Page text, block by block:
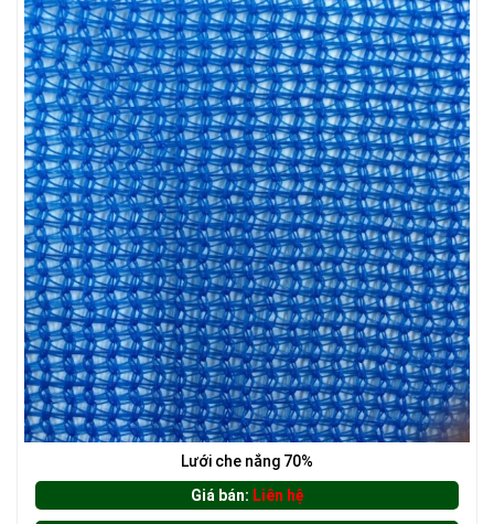
LƯỚI CHẮN CHIM
Lưới che nắng 70%
Giá bán: Liên hệ